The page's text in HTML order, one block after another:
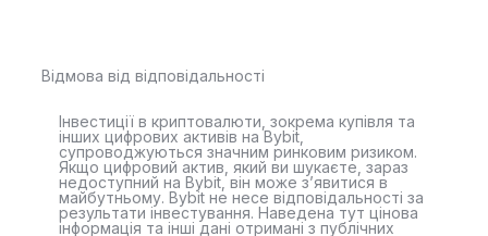
Відмова від відповідальності
Інвестиції в криптовалюти, зокрема купівля та
інших цифрових активів на Bybit,
супроводжуються значним ринковим ризиком.
Якщо цифровий актив, який ви шукаєте, зараз
недоступний на Bybit, він може з’явитися в
майбутньому. Bybit не несе відповідальності за
результати інвестування. Наведена тут цінова
інформація та інші дані отримані з публічних